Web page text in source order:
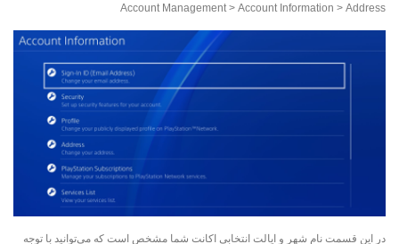
Account Management > Account Information > Address
در این قسمت نام شهر و ایالت انتخابی اکانت شما مشخص است که می‌توانید با توجه